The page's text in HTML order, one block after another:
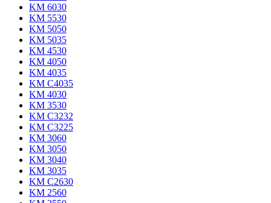
KM 6030
KM 5530
KM 5050
KM 5035
KM 4530
KM 4050
KM 4035
KM C4035
KM 4030
KM 3530
KM C3232
KM C3225
KM 3060
KM 3050
KM 3040
KM 3035
KM C2630
KM 2560